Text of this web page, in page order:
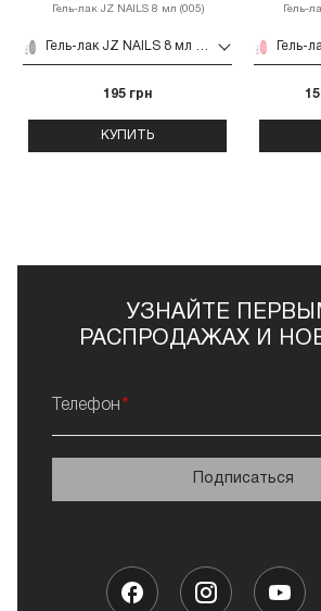
Гель-лак JZ NAILS 8 мл (005)
Гель-лак JZ NAILS 8 мл (005)
195 грн
КУПИТЬ
Гель-
УЗНАЙТЕ
РАСПРОДАЖАХ И
Телефон
Подписаться